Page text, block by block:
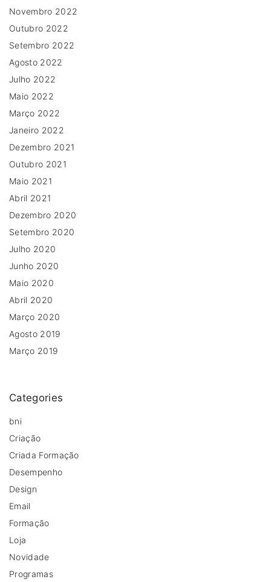
Novembro 2022
Outubro 2022
Setembro 2022
Agosto 2022
Julho 2022
Maio 2022
Março 2022
Janeiro 2022
Dezembro 2021
Outubro 2021
Maio 2021
Abril 2021
Dezembro 2020
Setembro 2020
Julho 2020
Junho 2020
Maio 2020
Abril 2020
Março 2020
Agosto 2019
Março 2019
Categories
bni
Criação
Criada Formação
Desempenho
Design
Email
Formação
Loja
Novidade
Programas